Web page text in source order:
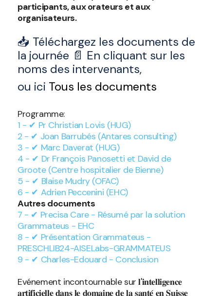
participants, aux orateurs et aux
organisateurs.
📥 Téléchargez les documents de
la journée 📄 En cliquant sur les
noms des intervenants,
ou ici Tous les documents
Programme:
1 - ✔ Pr Christian Lovis (HUG)
2 - ✔ Joan Barrubés (Antares consulting)
3 - ✔ Marc Daverat (HUG)
4 - ✔ Dr François Panosetti et David de
Groote (Centre hospitalier de Bienne)
5 - ✔ Blaise Mudry (OFAC)
6 - ✔ Adrien Peccenini (EHC)
Autres documents
7 - ✔ Precisa Care - Résumé par la solution
Grammateus - EHC
8 - ✔ Présentation Grammateus -
PRESCHLIB24-AISELabs-GRAMMATEUS
9 - ✔ Charles-Edouard - Conclusion
Evénement incontournable sur 𝐥'𝐢𝐧𝐭𝐞𝐥𝐥𝐢𝐠𝐞𝐧𝐜𝐞
𝐚𝐫𝐭𝐢𝐟𝐢𝐜𝐢𝐞𝐥𝐥𝐞 𝐝𝐚𝐧𝐬 𝐥𝐞 𝐝𝐨𝐦𝐚𝐢𝐧𝐞 𝐝𝐞 𝐥𝐚 𝐬𝐚𝐧𝐭𝐞́ 𝐞𝐧 𝐒𝐮𝐢𝐬𝐬𝐞